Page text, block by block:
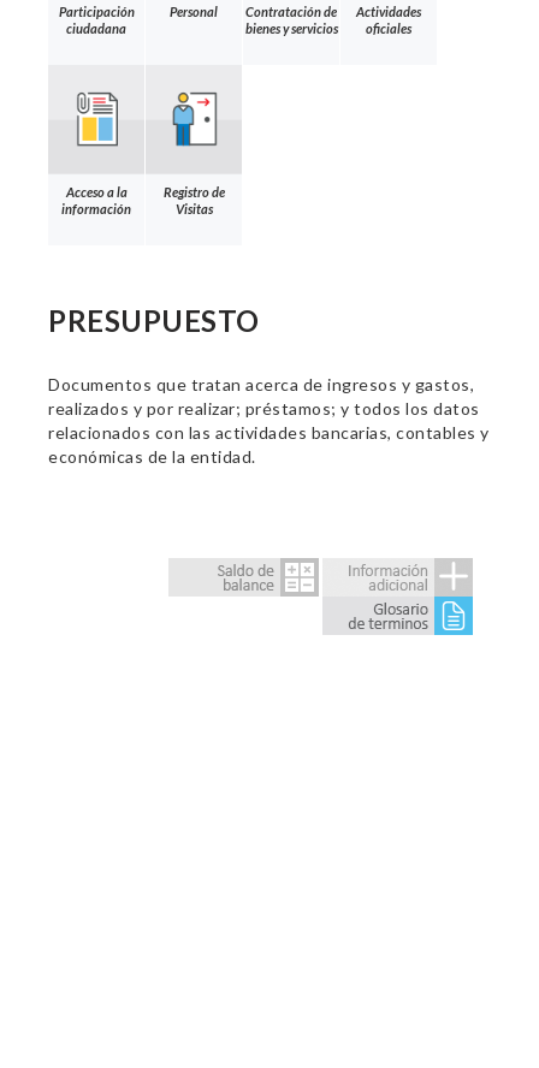
Participación
ciudadana
Personal
Contratación de
bienes y servicios
Actividades
oficiales
Acceso a la
información
Registro de
Visitas
PRESUPUESTO
Documentos que tratan acerca de ingresos y gastos,
realizados y por realizar; préstamos; y todos los datos
relacionados con las actividades bancarias, contables y
económicas de la entidad.